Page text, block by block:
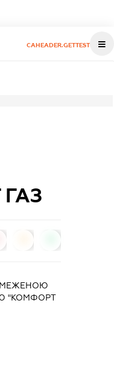
CAHEADER.GETTEST
"КОМФОРТ